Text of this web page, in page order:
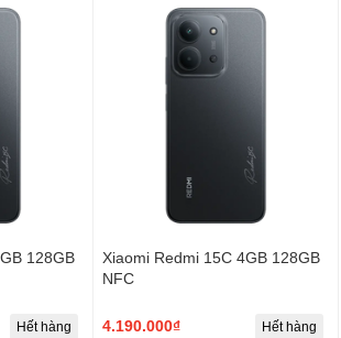
128GB
Hết hàng
Xiaomi Redmi 15C 4GB 128GB
NFC
4.190.000₫ Hết hàng